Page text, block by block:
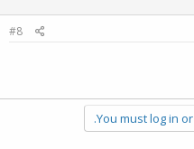
#8
You must log in